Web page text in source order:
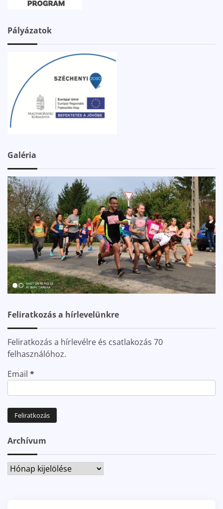
Pályázatok
Galéria
Feliratkozás a hírlevelünkre
Feliratkozás a hírlevélre és csatlakozás 70
felhasználóhoz.
Email *
Archívum
Archívum